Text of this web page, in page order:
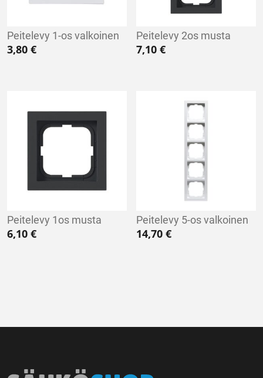
Peitelevy 1-os valkoinen
3,80 €
Peitelevy 2os musta
7,10€
Peitelevy 1os musta
6,10 €
Peitelevy 5-os valkoinen
14,70€